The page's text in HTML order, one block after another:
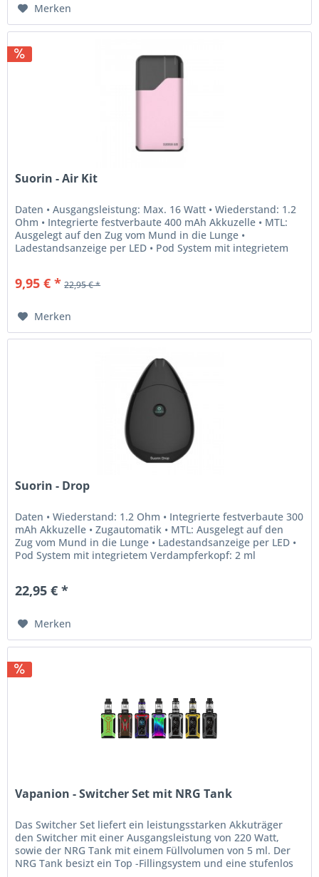
Merken
Suorin - Air Kit
Daten • Ausgangsleistung: Max. 16 Watt • Wiederstand: 1.2
Ohm • Integrierte festverbaute 400 mAh Akkuzelle • MTL:
Ausgelegt auf den Zug vom Mund in die Lunge •
Ladestandsanzeige per LED • Pod System mit integrietem
9,95 € * 22,95 € *
Merken
Suorin - Drop
Daten • Wiederstand: 1.2 Ohm • Integrierte festverbaute 300
mAh Akkuzelle • Zugautomatik • MTL: Ausgelegt auf den
Zug vom Mund in die Lunge • Ladestandsanzeige per LED •
Pod System mit integrietem Verdampferkopf: 2 ml
22,95 € *
Merken
Vapanion - Switcher Set mit NRG Tank
Das Switcher Set liefert ein leistungsstarken Akkuträger
den Switcher mit einer Ausgangsleistung von 220 Watt,
sowie der NRG Tank mit einem Füllvolumen von 5 ml. Der
NRG Tank besizt ein Top -Fillingsystem und eine stufenlos